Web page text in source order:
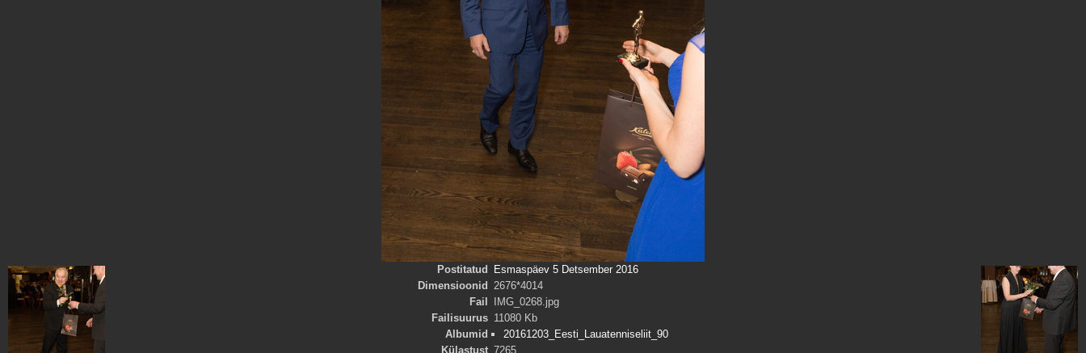
Postitatud
Esmaspäev 5 Detsember 2016
Dimensioonid
2676*4014
Fail
IMG_0268.jpg
Failisuurus 11080 Kb
Albumid
20161203_Eesti_Lauatenniseliit_90
Külastust 7265